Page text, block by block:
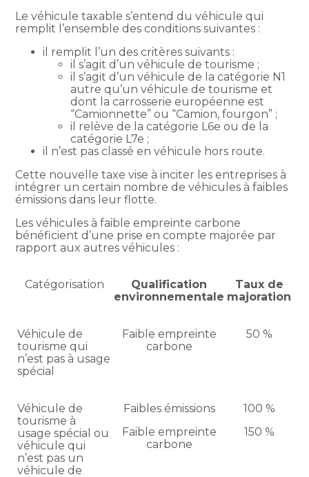
Le véhicule taxable s’entend du véhicule qui
remplit l’ensemble des conditions suivantes :
il remplit l’un des critères suivants :
il s’agit d’un véhicule de tourisme ;
il s’agit d’un véhicule de la catégorie N1
autre qu’un véhicule de tourisme et
dont la carrosserie européenne est
“Camionnette” ou “Camion, fourgon” ;
il relève de la catégorie L6e ou de la
catégorie L7e ;
il n’est pas classé en véhicule hors route.
Cette nouvelle taxe vise à inciter les entreprises à
intégrer un certain nombre de véhicules à faibles
émissions dans leur flotte.
Les véhicules à faible empreinte carbone
bénéficient d’une prise en compte majorée par
rapport aux autres véhicules :
Catégorisation
Qualification
environnementale
Taux de
majoration
Véhicule de
tourisme qui
n’est pas à usage
spécial
Faible empreinte
carbone
50 %
Véhicule de
tourisme à
usage spécial ou
véhicule qui
n’est pas un
véhicule de
Faibles émissions
Faible empreinte
carbone
100 %
150 %